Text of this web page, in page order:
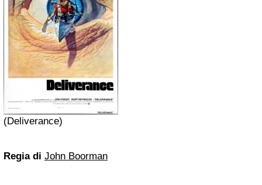
(Deliverance)
Regia di John Boorman